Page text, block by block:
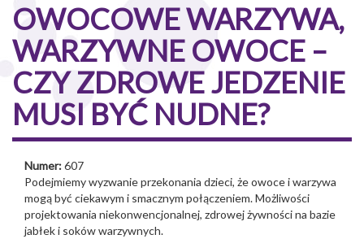
OWOCOWE WARZYWA,
WARZYWNE OWOCE –
CZY ZDROWE JEDZENIE
MUSI BYĆ NUDNE?
Numer:607
Podejmiemy wyzwanie przekonania dzieci, że owoce i warzywa
mogą być ciekawym i smacznym połączeniem. Możliwości
projektowania niekonwencjonalnej, zdrowej żywności na bazie
jabłek i soków warzywnych.